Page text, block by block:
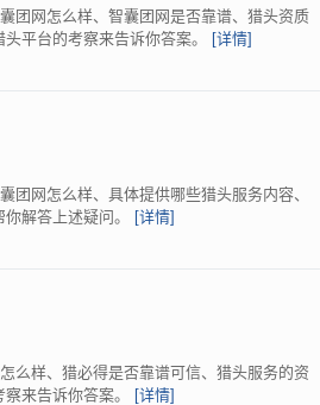
团网怎么样、智囊团网是否靠谱、猎头资质
平台的考察来告诉你答案。 [详情]
团网怎么样、具体提供哪些猎头服务内容、
解答上述疑问。 [详情]
么样、猎必得是否靠谱可信、猎头服务的资
来告诉你答案。 [详情]